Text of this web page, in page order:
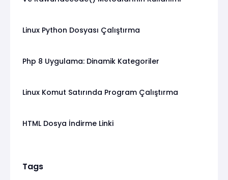
Linux Python Dosyası Çalıştırma
Php 8 Uygulama: Dinamik Kategoriler
Linux Komut Satırında Program Çalıştırma
HTML Dosya İndirme Linki
Tags